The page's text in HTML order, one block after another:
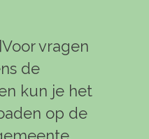
vragen
de
kun je het
op de